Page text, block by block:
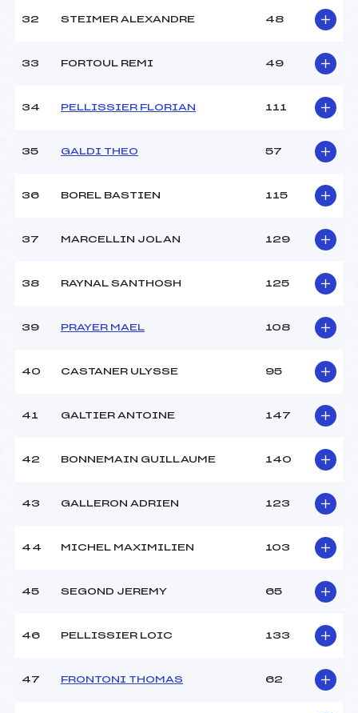
32 STEIMER ALEXANDRE 48
33 FORTOUL REMI 49
34 PELLISSIER FLORIAN 111
35 GALDI THEO 57
36 BOREL BASTIEN 115
37 MARCELLIN JOLAN 129
38 RAYNAL SANTHOSH 125
39 PRAYER MAEL 108
40 CASTANER ULYSSE 95
41 GALTIER ANTOINE 147
42 BONNEMAIN GUILLAUME 140
43 GALLERON ADRIEN 123
44 MICHEL MAXIMILIEN 103
45 SEGOND JEREMY 65
46 PELLISSIER LOIC 133
47 FRONTONI THOMAS 62